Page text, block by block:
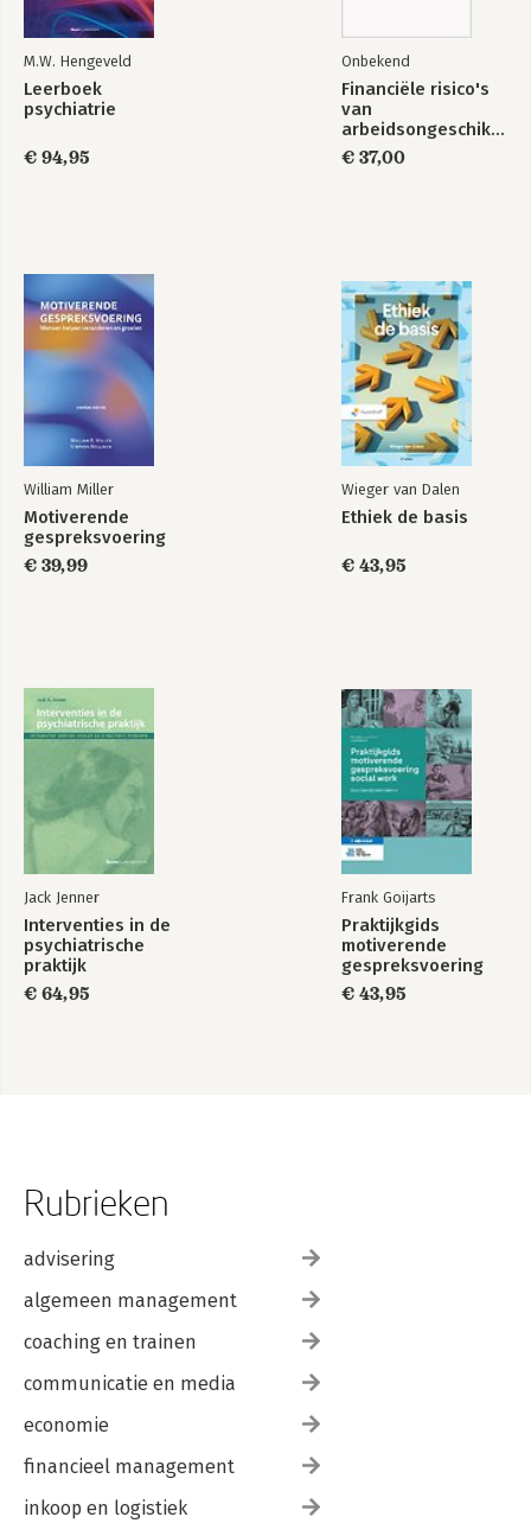
gezondheidszorg
De kracht van
hospitality
M.W. Hengeveld
Leerboek
psychiatrie
€ 94,95
Onbekend
Financiële risico's
van
voor de werkgever
€ 37,00
William Miller
Motiverende
gespreksvoering
€ 39,99
Wieger van Dalen
Ethiek de basis
€ 43,95
Jack Jenner
Interventies in de
psychiatrische
praktijk
€ 64,95
Frank Goijarts
Praktijkgids
motiverende
gespreksvoering
social work
€ 43,95
Rubrieken
advisering
algemeen management
coaching en trainen
communicatie en media
economie
financieel management
inkoop en logistiek